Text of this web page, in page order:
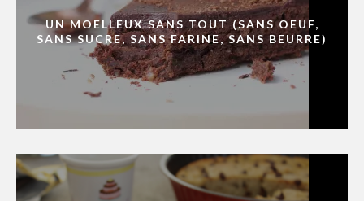
UN MOELLEUX SANS TOUT (SANS OEUF,
SANS SUCRE, SANS FARINE, SANS BEURRE)